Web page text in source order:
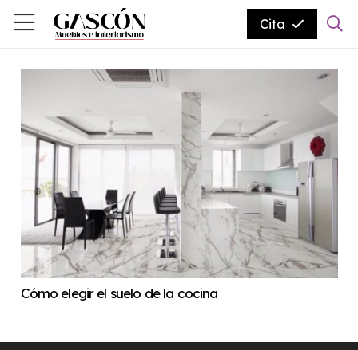
Cita
Cómo elegir el suelo de la cocina